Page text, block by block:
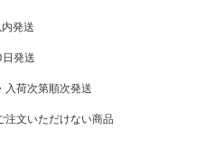
発送
発送
荷次第順次発送
文いただけない商品